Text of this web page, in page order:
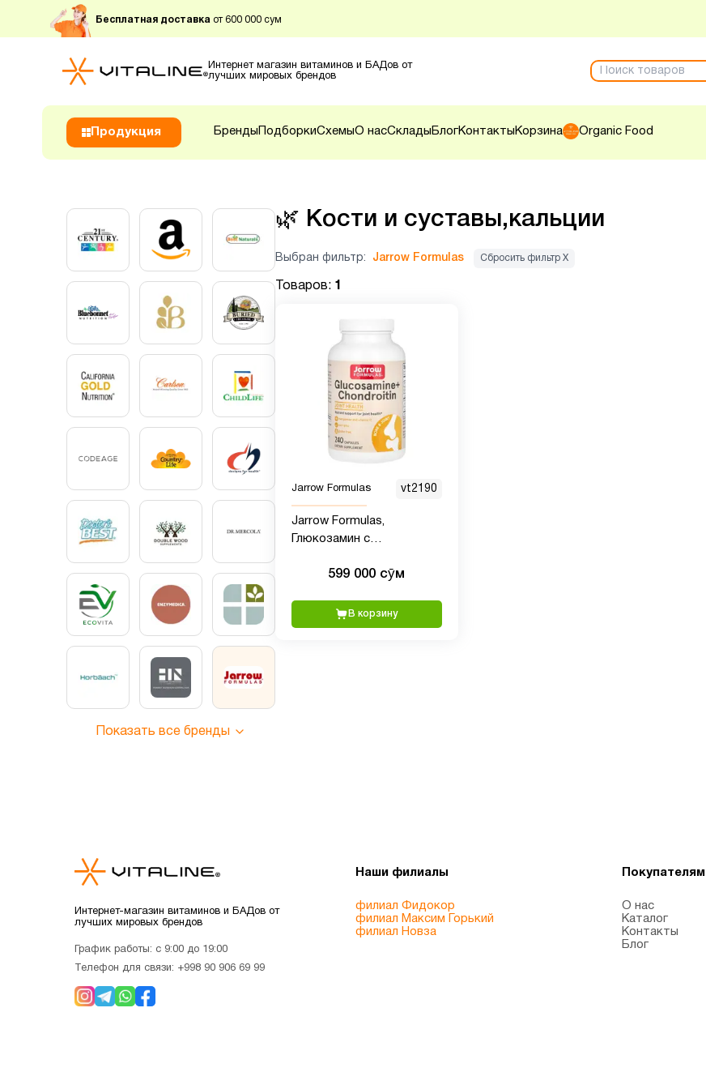
Бесплатная доставка от 600 000 сум
Интернет магазин витаминов и БАДов от
лучших мировых брендов
Продукция Бренды ПодборкиСхемыО насСклады БлогКонтакты Корзина Organic Food
Показать все бренды
🌿 Кости и суставы,кальции
Выбран фильтр: Jarrow Formulas Сбросить фильтр Х
Товаров: 1
Jarrow Formulas vt2190
Jarrow Formulas,
Глюкозамин с
капсул599 000 сӯм
В корзину
Интернет-магазин витаминов и БАДов от
лучших мировых брендов
График работы: с 9:00 до 19:00
Телефон для связи: +998 90 906 69 99
Наши филиалы
филиал Фидокор
филиал Максим Горький
филиал Новза
Покупателям
О нас
Каталог
Контакты
Блог